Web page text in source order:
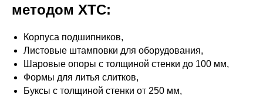
методом ХТС:
Корпуса подшипников,
Листовые штамповки для оборудования,
Шаровые опоры с толщиной стенки до 100 мм,
Формы для литья слитков,
Буксы с толщиной стенки от 250 мм,